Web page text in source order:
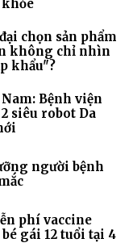
chọn sản phẩm
không chỉ nhìn
khẩu"?
Bệnh viện
siêu robot Da
người bệnh
phí vaccine
gái 12 tuổi tại 4